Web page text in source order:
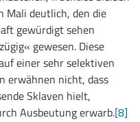
Mali deutlich, den die
gewürdigt sehen
gewesen. Diese
einer sehr selektiven
erwähnen nicht, dass
Sklaven hielt,
Ausbeutung erwarb.[8]